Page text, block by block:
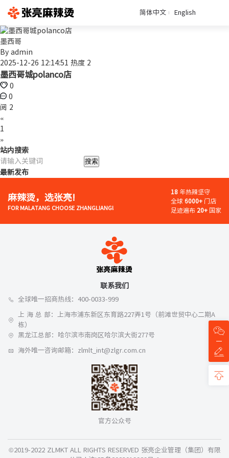
简体中文 English
墨西哥
By admin
2025-12-26 12:14:51 热度 2
墨西哥城polanco店
0
0
阅 2
«
1
»
站内搜索
搜索
最新发布
麻辣烫，选张亮!
FOR MALATANG CHOOSE ZHANGLIANG!
18 年热辣坚守
全球 6000+ 门店
足迹遍布 20+ 国家
联系我们
全球唯一招商热线：400-0033-999
上 海 总 部：上海市浦东新区东育路227弄1号（前滩世贸中心二期A
栋）
黑龙江总部：哈尔滨市南岗区哈尔滨大街277号
海外唯一咨询邮箱：zlmlt_int@zlgr.com.cn
官方公众号
©2019-2022 ZLMKT ALL RIGHTS RESERVED 张亮企业管理（集团）有限